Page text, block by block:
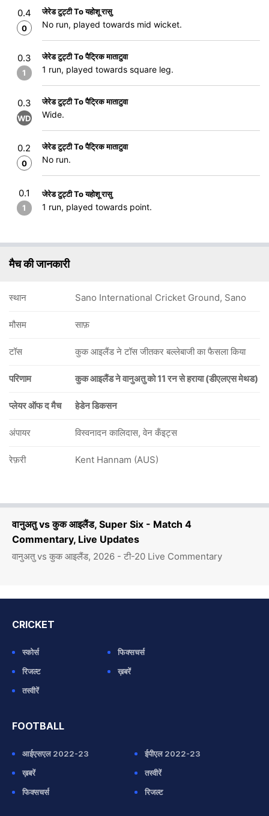
वानुअतु vs कुक आइलैंड, Super Six - Match 4
Commentary, Live Updates
वानुअतु vs कुक आइलैंड, 2026 - टी-20 Live Commentary
0.4
0
जेरेड टुट्टी To यहोशू रासु
No run, played towards mid wicket.
0.3
1
जेरेड टुट्टी To पैट्रिक माताटुवा
1 run, played towards square leg.
0.3
WD
जेरेड टुट्टी To पैट्रिक माताटुवा
Wide.
0.2
0
जेरेड टुट्टी To पैट्रिक माताटुवा
No run.
0.1
1
जेरेड टुट्टी To यहोशू रासु
1 run, played towards point.
मैच की जानकारी
स्थान Sano International Cricket Ground, Sano
मौसम साफ़
टॉस कुक आइलैंड ने टॉस जीतकर बल्लेबाजी का फैसला किया
परिणाम कुक आइलैंड ने वानुअतु को 11 रन से हराया (डीएलएस मेथड)
प्लेयर ऑफ द मैच हेडेन डिकसन
अंपायर विस्वनादन कालिदास, वेन कँइट्स
रेफ़री Kent Hannam (AUS)
CRICKET
स्कोर्स
फिक्सचर्स
रिजल्ट
ख़बरें
तस्वीरें
FOOTBALL
आईएसएल 2022-23
ईपीएल 2022-23
ख़बरें
तस्वीरें
फिक्सचर्स
रिजल्ट